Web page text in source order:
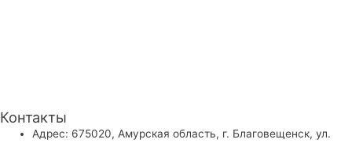
Контакты
Адрес: 675020, Амурская область, г. Благовещенск, ул.